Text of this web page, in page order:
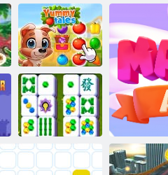
קו 98
םיחתות שלוג
םימיעט םירופיס